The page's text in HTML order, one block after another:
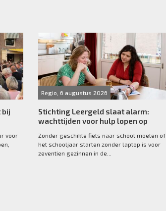
bij
voor
Regio, 6 augustus 2026
Stichting Leergeld slaat alarm:
wachttijden voor hulp lopen op
Zonder geschikte fiets naar school moeten of
het schooljaar starten zonder laptop is voor
zeventien gezinnen in de...